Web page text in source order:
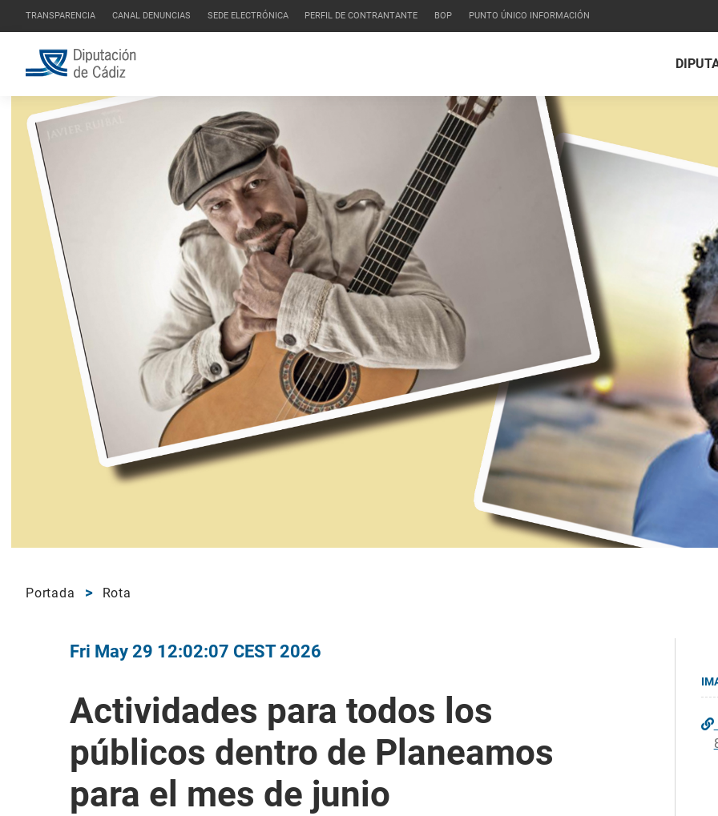
TRANSPARENCIA CANAL DENUNCIAS SEDE ELECTRÓNICA PERFIL DE CONTRANTANTE BOP PUNTO ÚNICO INFORMACIÓN
Portada Rota
Fri May 29 12:02:07 CEST 2026
Actividades para todos los
públicos dentro de Planeamos
para el mes de junio